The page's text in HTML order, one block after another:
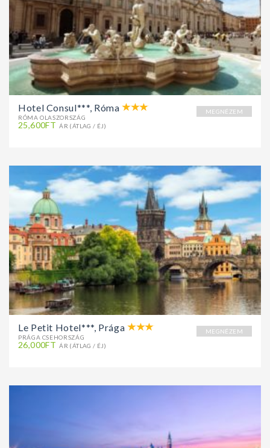
MEGNÉZEM
Hotel Consul***, Róma
RÓMA OLASZORSZÁG
25,600FT ÁR (ÁTLAG / ÉJ)
MEGNÉZEM
Le Petit Hotel***, Prága
PRÁGA CSEHORSZÁG
26,000FT ÁR (ÁTLAG / ÉJ)